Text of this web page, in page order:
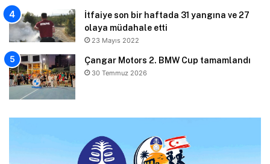
İtfaiye son bir haftada 31 yangına ve 27
olaya müdahale etti
23 Mayıs 2022
Çangar Motors 2. BMW Cup tamamlandı
30 Temmuz 2026